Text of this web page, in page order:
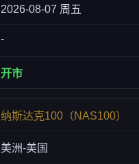
2026-08-07 周五
-
开市
纳斯达克100（NAS100）
美洲-美国